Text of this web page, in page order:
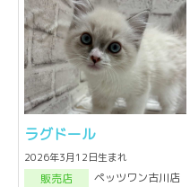
ラグドール
2026年3月12日生まれ
販売店
ペッツワン古川店